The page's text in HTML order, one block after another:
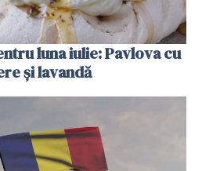
luna iulie: Pavlova cu
și lavandă